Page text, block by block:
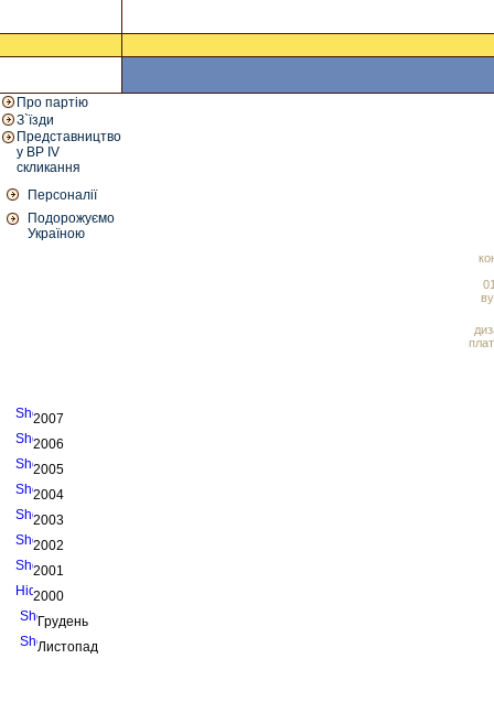
Про партію
З`їзди
Представництво
у ВР IV
скликання
Персоналії
Подорожуємо
Україною
2007
2006
2005
2004
2003
2002
2001
2000
Грудень
Листопад